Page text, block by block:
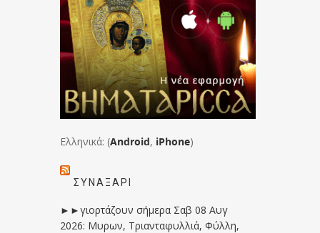
Ελληνικά: (Android, iPhone)
ΣΥΝΑΞΆΡΙ
►►γιορτάζουν σήμερα Σαβ 08 Αυγ
2026: Μυρων, Τριανταφυλλιά, Φύλλη,